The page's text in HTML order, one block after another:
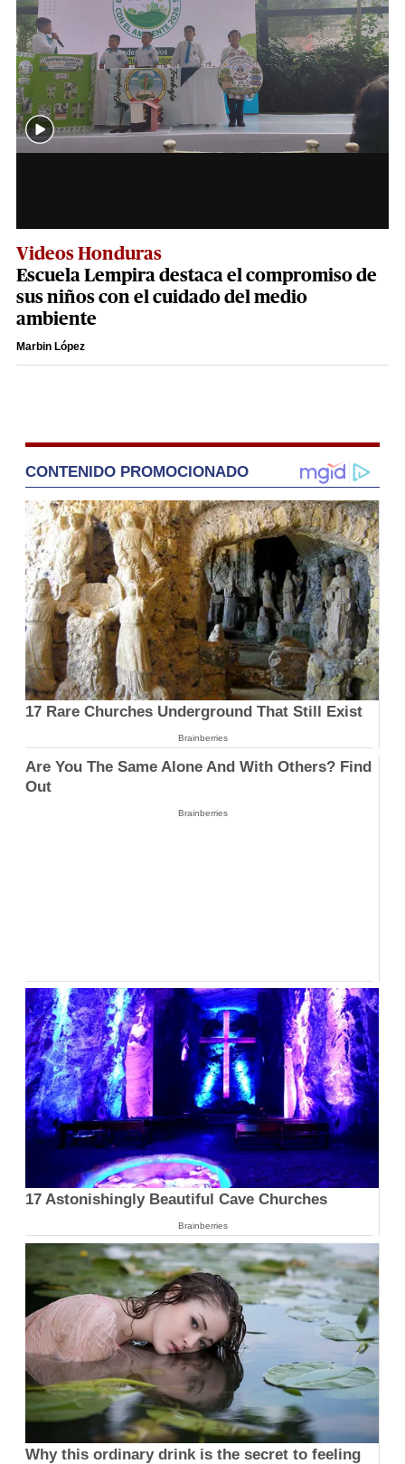
Videos Honduras
Escuela Lempira destaca el compromiso de
sus niños con el cuidado del medio
ambiente
Marbin López
CONTENIDO PROMOCIONADO
17 Rare Churches Underground That Still Exist
Brainberries
Are You The Same Alone And With Others? Find
Out
Brainberries
17 Astonishingly Beautiful Cave Churches
Brainberries
Why this ordinary drink is the secret to feeling